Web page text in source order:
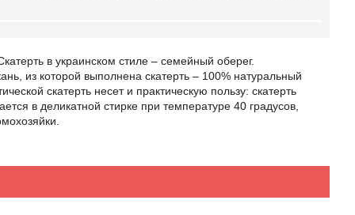
в украинском стиле – семейный оберег.
из которой выполнена скатерть – 100% натуральный
скатерть несет и практическую пользу: скатерть
в деликатной стирке при температуре 40 градусов,